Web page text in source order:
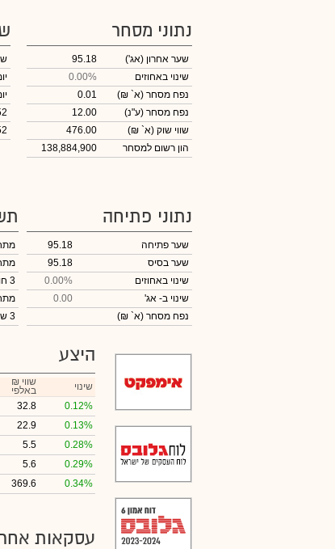
נתוני מסחר
שער אחרון (אג')
95.18
שינוי באחוזים
0.00%
נפח מסחר (א` ₪)
0.01
נפח מסחר (ע"נ)
12.00
שווי שוק (א` ₪)
476.00
הון רשום למסחר
138,884,900
52
52
נתוני פתיחה
שער פתיחה
95.18
שער בסיס
95.18
שינוי באחוזים
0.00%
שינוי ב- אג'
0.00
נפח מסחר (א` ₪)
3 חודשים
3 שנים
היצע
שינוי ₪ שווי
באלפי
0.12%
32.8
0.13%
22.9
0.28%
5.5
0.29%
5.6
0.34%
369.6
עסקאות